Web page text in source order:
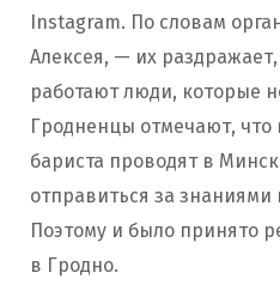
Instagram. По словам
Алексея, — их
работают люди, которые
Гродненцы отмечают, что
бариста проводят в
отправиться за знаниями
Поэтому и было принято
в Гродно.